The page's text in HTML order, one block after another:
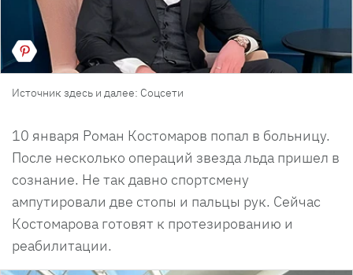
Источник здесь и далее: Соцсети
10 января Роман Костомаров попал в больницу.
После несколько операций звезда льда пришел в
сознание. Не так давно спортсмену
ампутировали две стопы и пальцы рук. Сейчас
Костомарова готовят к протезированию и
реабилитации.